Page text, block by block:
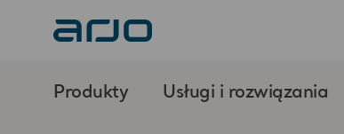
Produkty Usługi i rozwiązania